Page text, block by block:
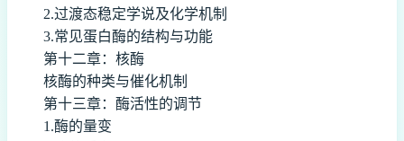
2.过渡态稳定学说及化学机制
3.常见蛋白酶的结构与功能
第十二章：核酶
核酶的种类与催化机制
第十三章：酶活性的调节
1.酶的量变